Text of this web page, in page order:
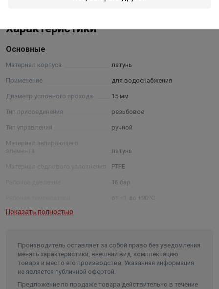
Характеристики
Основные
Материал корпуса латунь
Применение для водоснабжения
Диаметр условного прохода 15 мм
Тип присоединения резьбовое
Тип управления ручной
Материал запирающего
элемента
латунь
PTFE
16 бар
от +1 до +90⁰С
Показать полностью
Производитель оставляет за собой право без уведомления
менять характеристики, внешний вид, комплектацию
товара и место его производства. Указанная информация
не является публичной офертой.
Предложение по продаже товара действительно в течение